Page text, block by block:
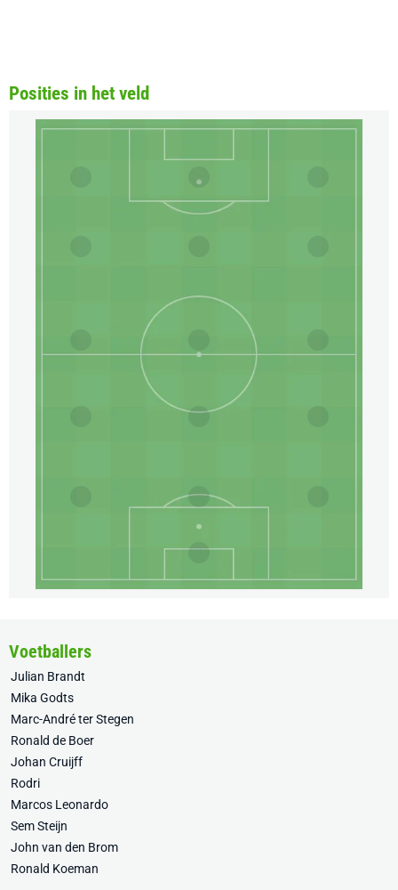
Posities in het veld
Voetballers
Julian Brandt
Mika Godts
Marc-André ter Stegen
Ronald de Boer
Johan Cruijff
Rodri
Marcos Leonardo
Sem Steijn
John van den Brom
Ronald Koeman